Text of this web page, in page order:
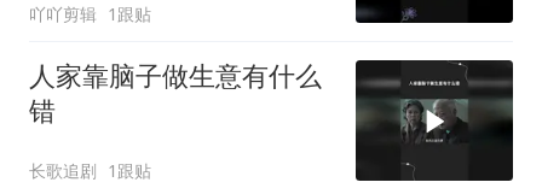
吖吖剪辑 1跟贴
人家靠脑子做生意有什么
错
长歌追剧 1跟贴